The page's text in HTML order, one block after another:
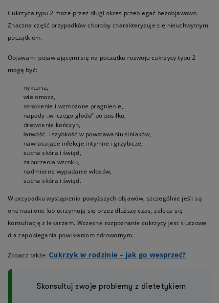
Cukrzyca typu 2 może przez długi okres przebiegać bezobjawowo.
Znaczna część przypadków choroby charakteryzuje się nieuchwytnym
początkiem.
Objawami pojawiającymi się na początku rozwoju cukrzycy typu 2
mogą być:
nykturia,
wielomocz,
osłabienie i wzmożone pragnienie,
napady „wilczego głodu” po posiłku,
drętwienie kończyn,
łatwość i szybkość w powstawaniu siniaków,
nawracające infekcje intymne i grzybicze,
sucha skóra i świąd,
zaburzenia wzroku,
nadmierne wypadanie włosów,
sucha skóra i świąd.
W przypadku wystąpienia powyższych objawów, szczególnie jeśli są
one nasilone lub utrzymują się przez dłuższy czas, zaleca się
konsultację z lekarzem. Wczesne rozpoznanie cukrzycy jest kluczowe
dla zapobiegania powikłaniom zdrowotnym.
Zobacz także: Cukrzyk w rodzinie – jak go wesprzeć?
Skonsultuj swoje problemy z dietetykiem